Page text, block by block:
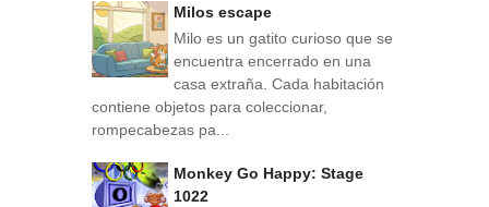
Milos escape
Milo es un gatito curioso que se
encuentra encerrado en una
casa extraña. Cada habitación
contiene objetos para coleccionar,
rompecabezas pa...
Monkey Go Happy: Stage
1022